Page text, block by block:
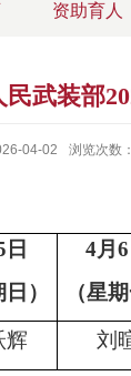
资助育人
武装部
04-02 浏览次数：
日
）
4月 6
（星期
辉 刘